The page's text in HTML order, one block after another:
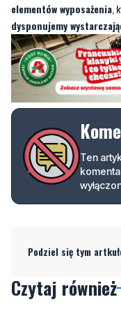
Ten
Podziel się tym